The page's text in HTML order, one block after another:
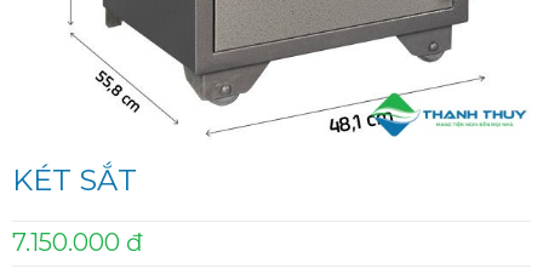
KÉT SẮT
7.150.000 đ